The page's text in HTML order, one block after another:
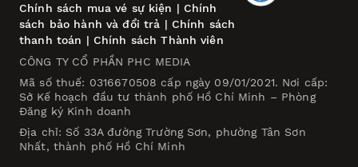
Chính sách mua vé sự kiện | Chính
sách bảo hành và đổi trả | Chính sách
thanh toán | Chính sách Thành viên
CÔNG TY CỔ PHẦN PHC MEDIA
Mã số thuế: 0316670508 cấp ngày 09/01/2021. Nơi cấp:
Sở Kế hoạch đầu tư thành phố Hồ Chí Minh – Phòng
Đăng ký Kinh doanh
Địa chỉ: Số 33A đường Trường Sơn, phường Tân Sơn
Nhất, thành phố Hồ Chí Minh